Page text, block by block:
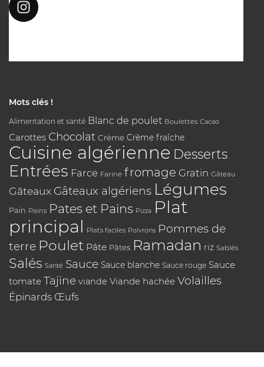
Mots clés !
Alimentation et santé Blanc de poulet Boulettes Cacao
Carottes Chocolat Crème Crème fraîche
Cuisine algérienne Desserts
Entrées Farce Farine fromage Gratin Gâteau
Gâteaux Gâteaux algériens Légumes
Pain Pains Pates et Pains Pizza Plat
principal Plats faciles Poivrons Pommes de
terre Poulet Pâte Pâtes Ramadan riz Sablés
Salés Santé Sauce Sauce blanche Sauce rouge Sauce
tomate Tajine viande Viande hachée Volailles
Épinards Œufs